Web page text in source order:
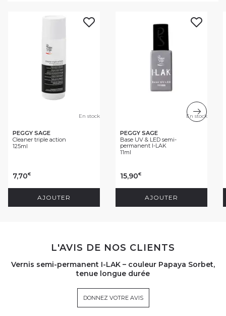
En stock
PEGGY SAGE
Cleaner triple action
125ml
7,70€
AJOUTER
En stock
PEGGY SAGE
Base UV & LED semi-
permanent I-LAK
11ml
15,90€
AJOUTER
L'AVIS DE NOS CLIENTS
Vernis semi-permanent I-LAK – couleur Papaya Sorbet,
tenue longue durée
DONNEZ VOTRE AVIS